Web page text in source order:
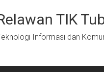
TIK
Informasi dan